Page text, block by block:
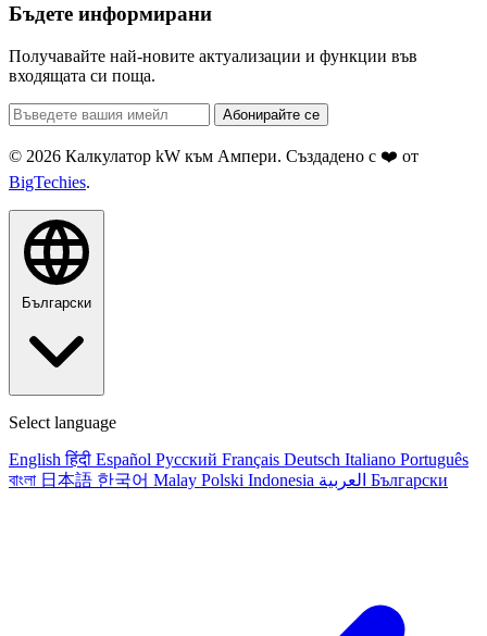
Бъдете информирани
Получавайте най-новите актуализации и функции във
входящата си поща.
Абонирайте се
© 2026 Калкулатор kW към Ампери. Създадено с ❤️ от
BigTechies.
Български
Select language
English हिंदी Español Русский Français Deutsch Italiano Português
বাংলা 日本語 한국어 Malay Polski Indonesia العربية Български